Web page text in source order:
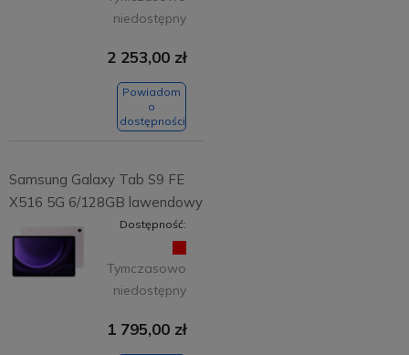
niedostępny
2 253,00 zł
Powiadom
o
dostępności
Samsung Galaxy Tab S9 FE
X516 5G 6/128GB lawendowy
Dostępność:
Tymczasowo
niedostępny
1 795,00 zł